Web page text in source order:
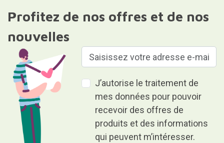
Profitez de nos offres et de nos
nouvelles
J’autorise le traitement de
mes données pour pouvoir
recevoir des offres de
produits et des informations
qui peuvent m’intéresser.